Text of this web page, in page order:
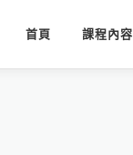
首頁 課程內容